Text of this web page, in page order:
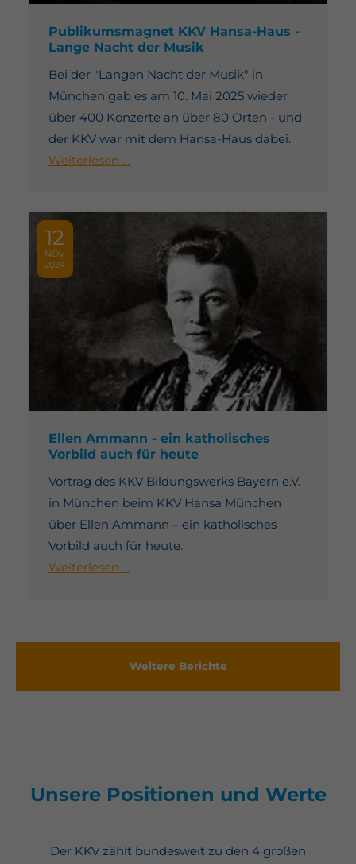
Publikumsmagnet KKV Hansa-Haus -
Lange Nacht der Musik
Bei der "Langen Nacht der Musik" in
München gab es am 10. Mai 2025 wieder
über 400 Konzerte an über 80 Orten - und
der KKV war mit dem Hansa-Haus dabei.
Weiterlesen …
12
NOV
2024
Ellen Ammann - ein katholisches
Vorbild auch für heute
Vortrag des KKV Bildungswerks Bayern e.V.
in München beim KKV Hansa München
über Ellen Ammann – ein katholisches
Vorbild auch für heute.
Weiterlesen …
Weitere Berichte
Unsere Positionen und Werte
Der KKV zählt bundesweit zu den 4 großen